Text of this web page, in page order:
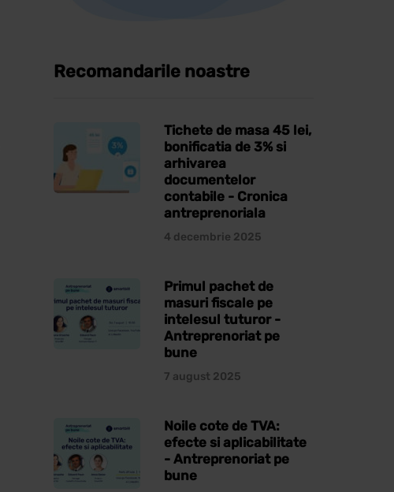
Recomandarile noastre
Tichete de masa 45 lei,
bonificatia de 3% si
arhivarea
documentelor
contabile - Cronica
antreprenoriala
4 decembrie 2025
Primul pachet de
masuri fiscale pe
intelesul tuturor -
Antreprenoriat pe
bune
7 august 2025
Noile cote de TVA:
efecte si aplicabilitate
- Antreprenoriat pe
bune